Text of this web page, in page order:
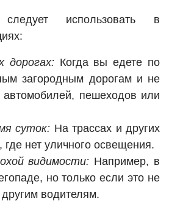
использовать в
дорогах:Когда вы едете по
загородным дорогам и не
автомобилей, пешеходов или
суток: На трассах и других
где нет уличного освещения.
видимости: Например, в
но только если это не
водителям.